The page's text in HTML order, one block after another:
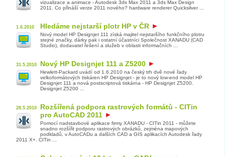
vizualizace a animace - Autodesk 3ds Max 2011 a 3ds Max Design
2011. Co přináší verze 2011 nového? hardware renderer Quicksilver ...
1.6.2010 Hledáme nejstarší plotr HP v ČR
Nový model HP Designjet 111 získá majitel nejstaršího funkčního plotru
stejné značky, dárky pak i ostatní účastníci Společnost XANADU (CAD
Studio), dodavatel řešení a služeb v oblasti informačních ...
31.5.2010 Nový HP Designjet 111 a Z5200
Hewlett-Packard uvádí od 1.6.2010 na český trh dvě nové řady
velkoformátových tiskáren HP Designjet - je to nový low-end model HP
Designjet 111 a nová postscriptová tiskárna - HP Designjet Z5200.
Designjet Z5200 ...
28.5.2010
Rozšířená podpora rastrových formátů - CITin
pro AutoCAD 2011
Pomocí nadstavbové aplikace firmy XANADU - CITin 2011 - můžete
snadno rozšířit podporu rastrových obrázků, zejména mapových
podkladů, v AutoCADu a dalších CAD a GIS aplikacích Autodesk řady
2011 X+. CITin ...